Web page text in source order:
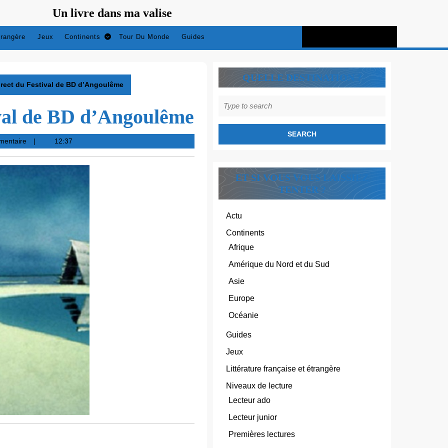
Un livre dans ma valise
Jeux Continents Tour Du Monde Guides
du Festival de BD d’Angoulême
de BD d’Angoulême
12:37
QUELLE DESTINATION ?
for:
ET SI VOUS VOUS LAISSIEZ
TENTER ?
Actu
Continents
Afrique
Amérique du Nord et du Sud
Asie
Europe
Océanie
Guides
Jeux
Littérature française et étrangère
Niveaux de lecture
Lecteur ado
Lecteur junior
Premières lectures